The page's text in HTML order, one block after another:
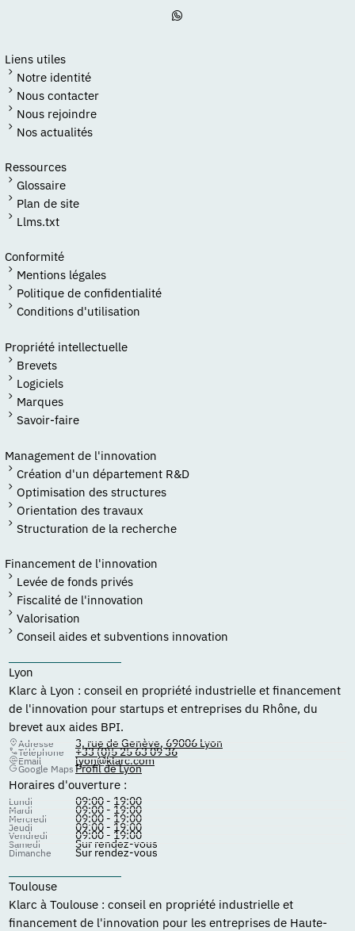
Liens utiles
Notre identité
Nous contacter
Nous rejoindre
Nos actualités
Ressources
Glossaire
Plan de site
Llms.txt
Conformité
Mentions légales
Politique de confidentialité
Conditions d'utilisation
Propriété intellectuelle
Brevets
Logiciels
Marques
Savoir-faire
Management de l'innovation
Création d'un département R&D
Optimisation des structures
Orientation des travaux
Structuration de la recherche
Financement de l'innovation
Levée de fonds privés
Fiscalité de l'innovation
Valorisation
Conseil aides et subventions innovation
Lyon
Klarc à Lyon : conseil en propriété industrielle et financement
de l'innovation pour startups et entreprises du Rhône, du
brevet aux aides BPI.
Adresse 3, rue de Genève, 69006 Lyon
Téléphone +33 (0)5 25 63 09 36
Email lyon@klarc.com
Google Maps Profil de Lyon
Horaires d'ouverture :
Lundi 09:00 - 19:00
Mardi 09:00 - 19:00
Mercredi 09:00 - 19:00
Jeudi 09:00 - 19:00
Vendredi 09:00 - 19:00
Samedi Sur rendez-vous
Dimanche Sur rendez-vous
Toulouse
Klarc à Toulouse : conseil en propriété industrielle et
financement de l'innovation pour les entreprises de Haute-